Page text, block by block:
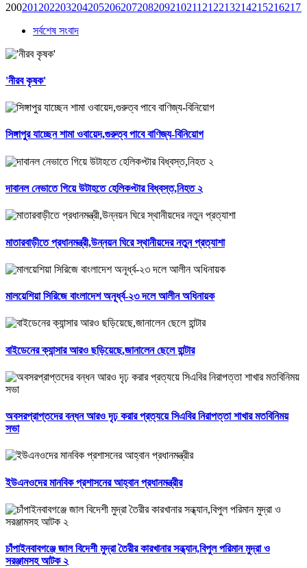
200201 202203204205206207208209210211 212213214215216217
সর্বশেষ সংবাদ
'নীরব কৃষক'
সিঙ্গাপুর যাচ্ছেন শামা ওবায়েদ,গুরুত্ব পাবে বাণিজ্য-বিনিয়োগ
দাবানল নেভাতে গিয়ে উটাহতে হেলিকপ্টার বিধ্বস্ত,নিহত ২
মাতারবাড়ীতে প্রধানমন্ত্রী,উন্নয়ন ঘিরে স্থানীয়দের নতুন প্রত্যাশা
মালয়েশিয়া সিরিজে বাংলাদেশ অনূর্ধ্ব-২৩ দলে আলীন অধিনায়ক
বাইডেনের ক্যান্সার আরও ছড়িয়েছে,জানালেন ছেলে হান্টার
অবসরপ্রাপ্তদের বন্ধন আরও দৃঢ় করার প্রত্যয়ে সিএবির নিরাপত্তা শাখার মতবিনিময়
সভা
ইউএনওদের মানবিক প্রশাসনের আহ্বান প্রধানমন্ত্রীর
চাঁপাইনবাবগঞ্জে জাল বিদেশী মুদ্রা তৈরীর কারখানার সন্ধ্যান,বিপুল পরিমান মুদ্রা ও
সরঞ্জামসহ আটক ২